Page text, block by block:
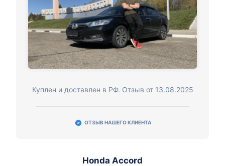
Куплен и доставлен в РФ. Отзыв от 13.08.2025
ОТЗЫВ НАШЕГО КЛИЕНТА
Honda Accord